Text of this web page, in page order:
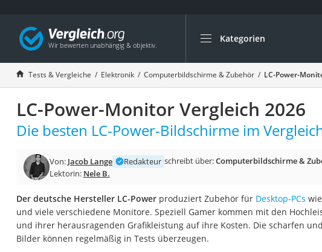
Kategorien
Die beliebtesten Vergleiche
Elektronik
Powerstation
Monitor 32 Zoll 4K
Fernseher
Desktop-PC
Diascanner
Laser-Multifunktionsdrucker
Powerline-Adapter
Tests & Vergleiche Elektronik Computerbildschirme & Zubehör LC-Power-
LC-Power-Monitor Vergleich 2026
Die besten LC-Power-Bildschirme im
Von: Jacob Lange Redakteur schreibt über:Computerbildschirme &
Lektorin: Nele B.
Der deutsche Hersteller LC-Powerproduziert Zubehör für Desktop-PCs
und viele verschiedene Monitore. Speziell Gamer kommen mit den
und ihrer herausragenden Grafikleistung auf ihre Kosten. Die scharfen
Bilder können regelmäßig in Tests überzeugen.